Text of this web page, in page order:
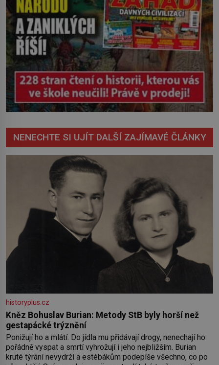
NENECHTE SI UJÍT DALŠÍ ZAJÍMAVÉ ČLÁNKY
historyplus.cz
Kněz Bohuslav Burian: Metody StB byly horší než
gestapácké trýznění
Ponižují ho a mlátí. Do jídla mu přidávají drogy, nenechají ho
pořádně vyspat a smrtí vyhrožují i jeho nejbližším. Burian
kruté týrání nevydrží a estébákům podepíše všechno, co po